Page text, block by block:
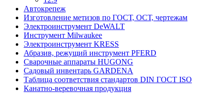
Автокрепеж
Изготовление метизов по ГОСТ, ОСТ, чертежам
Электроинструмент DeWALT
Инструмент Milwaukee
Электроинструмент KRESS
Абразив, режущий инструмент PFERD
Сварочные аппараты HUGONG
Садовый инвентарь GARDENA
Таблица соответствия стандартов DIN ГОСТ ISO
Канатно-веревочная продукция